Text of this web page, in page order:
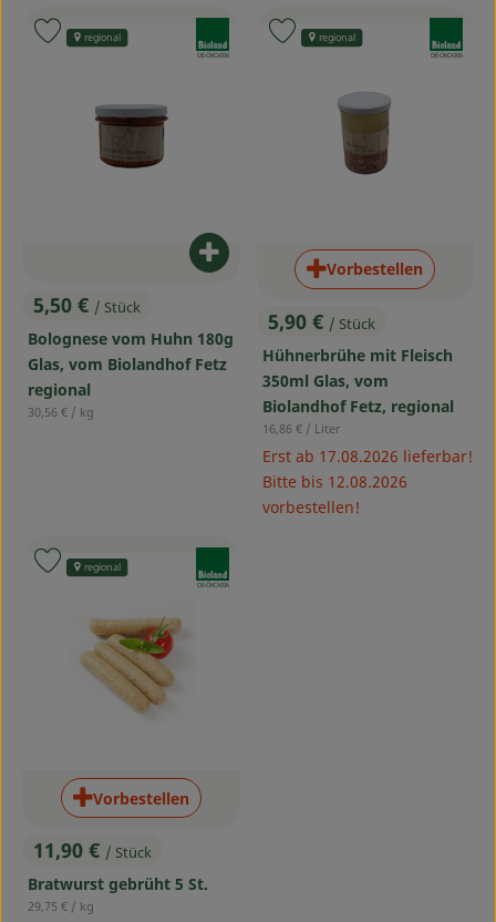
, Preis:
5,50 € / Stück
Bolognese vom Huhn 180g
Glas, vom Biolandhof Fetz
regional
, Referenzpreis:
30,56 € / kg
Produkt zum Warenkorb
, Kontrollstelle:
DE-ÖKO-006
regional
Produkt zu Favouriten hinzufügen
, Preis:
5,90 € / Stück
Hühnerbrühe mit Fleisch
350ml Glas, vom
Biolandhof Fetz, regional
, Referenzpreis:
16,86 € / Liter
Erst ab 17.08.2026 lieferbar!
Bitte bis 12.08.2026
vorbestellen!
Vorbestellen
, Kontrollstelle:
DE-ÖKO-006
regional
Produkt zu Favouriten
, Preis:
11,90 € / Stück
Bratwurst gebrüht 5 St.
, Referenzpreis:
29,75 € / kg
Vorbestellen
, Kontrollstelle:
DE-ÖKO-006
regional
Produkt zu Favouriten hinzufügen